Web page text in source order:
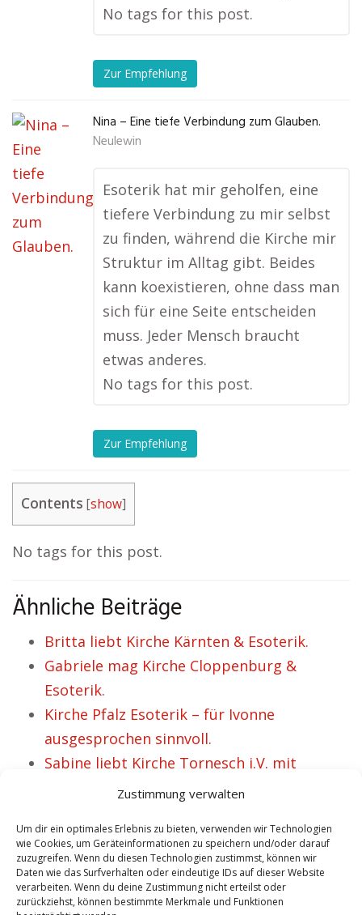
Zustimmung verwalten
Um dir ein optimales Erlebnis zu bieten, verwenden wir Technologien
wie Cookies, um Geräteinformationen zu speichern und/oder darauf
zuzugreifen. Wenn du diesen Technologien zustimmst, können wir
Daten wie das Surfverhalten oder eindeutige IDs auf dieser Website
verarbeiten. Wenn du deine Zustimmung nicht erteilst oder
zurückziehst, können bestimmte Merkmale und Funktionen
No tags for this post.
Zur Empfehlung
Nina – Eine tiefe Verbindung zum Glauben.
Neulewin
Esoterik hat mir geholfen, eine
tiefere Verbindung zu mir selbst
zu finden, während die Kirche mir
Struktur im Alltag gibt. Beides
kann koexistieren, ohne dass man
sich für eine Seite entscheiden
muss. Jeder Mensch braucht
etwas anderes.
No tags for this post.
Zur Empfehlung
Contents [show]
No tags for this post.
Ähnliche Beiträge
Britta liebt Kirche Kärnten & Esoterik.
Gabriele mag Kirche Cloppenburg &
Esoterik.
Kirche Pfalz Esoterik – für Ivonne
ausgesprochen sinnvoll.
Sabine liebt Kirche Tornesch i.V. mit
Leute Sinn.
VORHERIGER ARTIKEL NÄCHSTER ARTIKEL